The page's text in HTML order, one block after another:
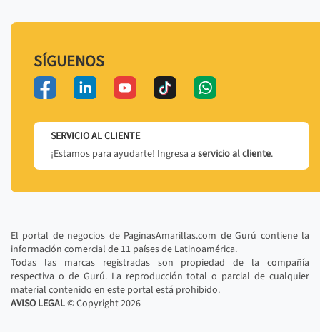
SÍGUENOS
SERVICIO AL CLIENTE
¡Estamos para ayudarte! Ingresa a servicio al cliente.
El portal de negocios de PaginasAmarillas.com de Gurú contiene la
información comercial de 11 países de Latinoamérica.
Todas las marcas registradas son propiedad de la compañía
respectiva o de Gurú. La reproducción total o parcial de cualquier
material contenido en este portal está prohibido.
AVISO LEGAL© Copyright2026